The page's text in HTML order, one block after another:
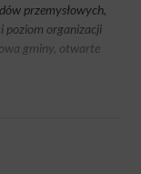
przemysłowych,
poziom organizacji
gminy, otwarte